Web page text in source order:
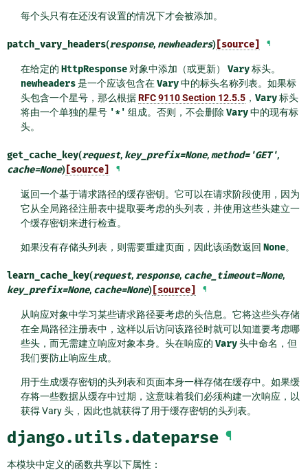
每个头只有在还没有设置的情况下才会被添加。
patch_vary_headers(response, newheaders) [source] ¶
在给定的 HttpResponse对象中添加（或更新） Vary标头。
newheaders是一个应该包含在Vary中的标头名称列表。如果标
头包含一个星号，那么根据RFC 9110 Section 12.5.5， Vary标头
将由一个单独的星号 '*' 组成。否则，不会删除 Vary中的现有标
头。
get_cache_key(request, key_prefix=None,method='GET',
cache=None) [source] ¶
返回一个基于请求路径的缓存密钥。它可以在请求阶段使用，因为
它从全局路径注册表中提取要考虑的头列表，并使用这些头建立一
个缓存密钥来进行检查。
如果没有存储头列表，则需要重建页面，因此该函数返回 None。
learn_cache_key(request, response, cache_timeout=None,
key_prefix=None, cache=None) [source] ¶
从响应对象中学习某些请求路径要考虑的头信息。它将这些头存储
在全局路径注册表中，这样以后访问该路径时就可以知道要考虑哪
些头，而无需建立响应对象本身。头在响应的 Vary头中命名，但
我们要防止响应生成。
用于生成缓存密钥的头列表和页面本身一样存储在缓存中。如果缓
存将一些数据从缓存中过期，这意味着我们必须构建一次响应，以
获得 Vary 头，因此也就获得了用于缓存密钥的头列表。
django.utils.dateparse ¶
本模块中定义的函数共享以下属性：